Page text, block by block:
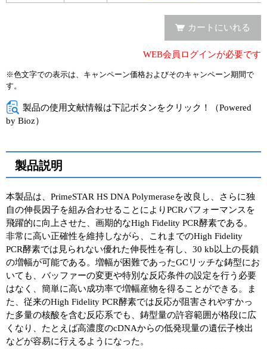
※色文字での表示は、キャンペーン価格およびそのキャンペーン期間で
す。
カートにいれる
WEB会員ログインが必要です
製品の使用文献情報は下記ボタンをクリック！（Powered
by Bioz）
製品説明
本製品は、PrimeSTAR HS DNA Polymeraseを改良し、さらに独
自の伸長因子を組み合わせることによりPCRパフォーマンスを
飛躍的に向上させた、画期的なHigh Fidelity PCR酵素である。
非常に高い正確性を維持しながら、これまでのHigh Fidelity
PCR酵素では見られない優れた伸長性を有し、30 kb以上の長鎖
の増幅が可能である。増幅が困難であったGCリッチな鋳型にお
いても、バッファーの変更や特別な反応条件の設定を行う必要
はなく、簡単に高い成功率で増幅産物を得ることができる。ま
た、従来のHigh Fidelity PCR酵素では反応が阻害されやすかっ
た多量の核酸を含む反応系でも、鋳型量の許容範囲が格段に広
くなり、たとえば高濃度のcDNAからの低発現量の遺伝子検出
などが容易に行えるようになった。